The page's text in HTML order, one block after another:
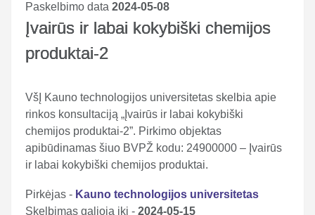
Paskelbimo data 2024-05-08
Įvairūs ir labai kokybiški chemijos
produktai-2
VšĮ Kauno technologijos universitetas skelbia apie
rinkos konsultaciją „Įvairūs ir labai kokybiški
chemijos produktai-2”. Pirkimo objektas
apibūdinamas šiuo BVPŽ kodu: 24900000 – Įvairūs
ir labai kokybiški chemijos produktai.
Pirkėjas - Kauno technologijos universitetas
Skelbimas galioja iki - 2024-05-15